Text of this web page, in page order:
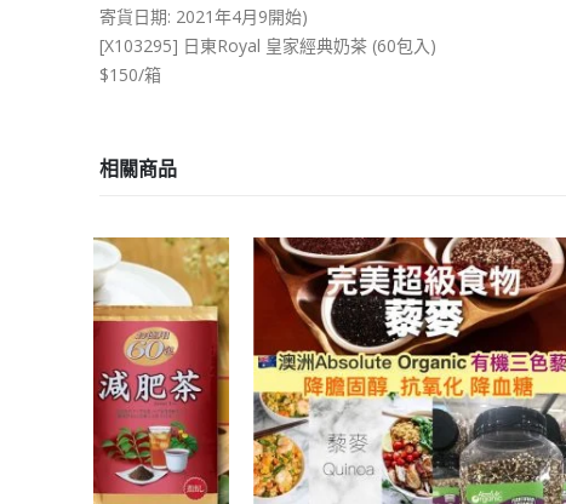
寄貨日期: 2021年4月9開始)
[X103295] 日東Royal 皇家經典奶茶 (60包入)
$150/箱
相關商品